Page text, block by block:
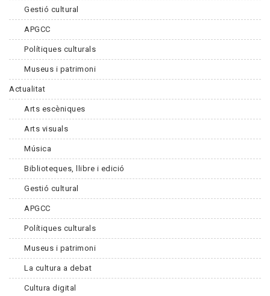
Gestió cultural
APGCC
Polítiques culturals
Museus i patrimoni
Actualitat
Arts escèniques
Arts visuals
Música
Biblioteques, llibre i edició
Gestió cultural
APGCC
Polítiques culturals
Museus i patrimoni
La cultura a debat
Cultura digital